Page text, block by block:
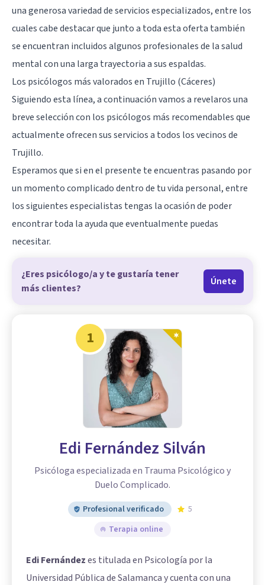
una generosa variedad de servicios especializados, entre los
cuales cabe destacar que junto a toda esta oferta también
se encuentran incluidos algunos profesionales de la salud
mental con una larga trayectoria a sus espaldas.
Los psicólogos más valorados en Trujillo (Cáceres)
Siguiendo esta línea, a continuación vamos a revelaros una
breve selección con los psicólogos más recomendables que
actualmente ofrecen sus servicios a todos los vecinos de
Trujillo.
Esperamos que si en el presente te encuentras pasando por
un momento complicado dentro de tu vida personal, entre
los siguientes especialistas tengas la ocasión de poder
encontrar toda la ayuda que eventualmente puedas
necesitar.
¿Eres psicólogo/a y te gustaría tener
más clientes?
Únete
1
Edi Fernández Silván
Psicóloga especializada en Trauma Psicológico y
Duelo Complicado.
Profesional verificado
5
Terapia online
Edi Fernándezes titulada en Psicología por la
Universidad Pública de Salamanca y cuenta con una